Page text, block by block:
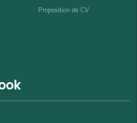
Proposition de CV